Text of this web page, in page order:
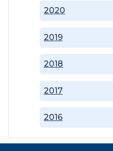
2016
2017
2018
2019
2020